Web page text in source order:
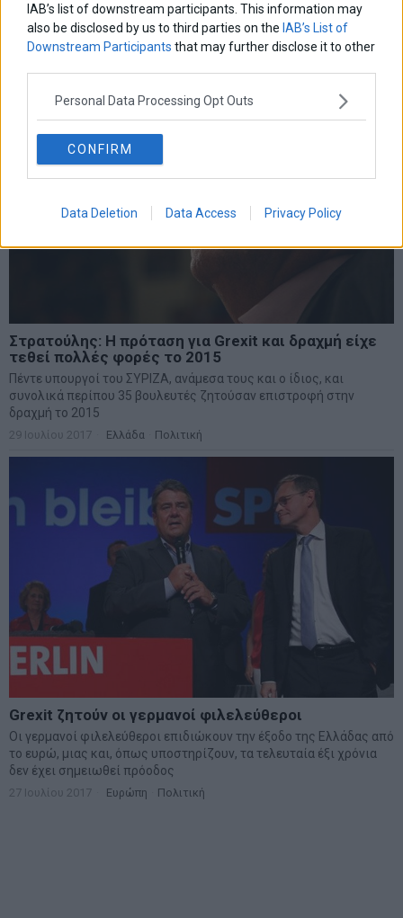
IAB’s list of downstream participants. This information may
also be disclosed by us to third parties on the IAB’s List of
Downstream Participants that may further disclose it to other
Personal Data Processing Opt Outs
CONFIRM
Data Deletion Data Access Privacy Policy
Η επικρατούσα κατάσταση είναι σε τέτοιο βαθμό περίπλοκη,
κρίσιμη και με αβέβαιη έκβαση που δε δύναται προς
εμπεριστατωμένη ανάλυση
Στρατούλης: Η πρόταση για Grexit και δραχμή είχε
τεθεί πολλές φορές το 2015
Πέντε υπουργοί του ΣΥΡΙΖΑ, ανάμεσα τους και ο ίδιος, και
συνολικά περίπου 35 βουλευτές ζητούσαν επιστροφή στην
δραχμή το 2015
29 Ιουλίου 2017 Ελλάδα Πολιτική
Grexit ζητούν οι γερμανοί φιλελεύθεροι
Οι γερμανοί φιλελεύθεροι επιδιώκουν την έξοδο της Ελλάδας από
το ευρώ, μιας και, όπως υποστηρίζουν, τα τελευταία έξι χρόνια
δεν έχει σημειωθεί πρόοδος
27 Ιουλίου 2017 Ευρώπη Πολιτική